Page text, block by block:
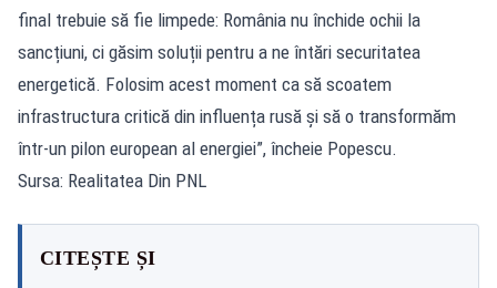
final trebuie să fie limpede: România nu închide ochii la
sancțiuni, ci găsim soluții pentru a ne întări securitatea
energetică. Folosim acest moment ca să scoatem
infrastructura critică din influența rusă și să o transformăm
într-un pilon european al energiei”, încheie Popescu.
Sursa: Realitatea Din PNL
CITEȘTE ȘI